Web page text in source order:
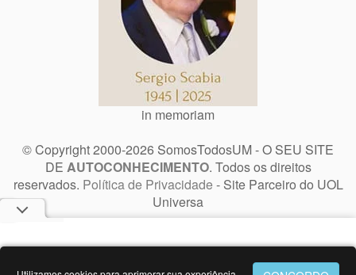
in memoriam
© Copyright 2000-2026 SomosTodosUM - O SEU SITE
DE AUTOCONHECIMENTO. Todos os direitos
reservados. Política de Privacidade - Site Parceiro do UOL
Universa